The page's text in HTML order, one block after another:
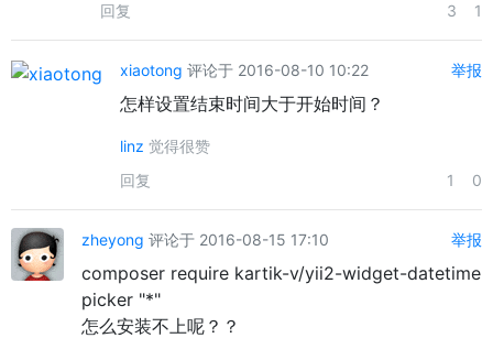
回复
3 1
xiaotong 评论于 2016-08-10 10:22 举报
怎样设置结束时间大于开始时间？
linz 觉得很赞
回复
1 0
zheyong 评论于 2016-08-15 17:10 举报
composer require kartik-v/yii2-widget-datetime
picker "*"
怎么安装不上呢？？